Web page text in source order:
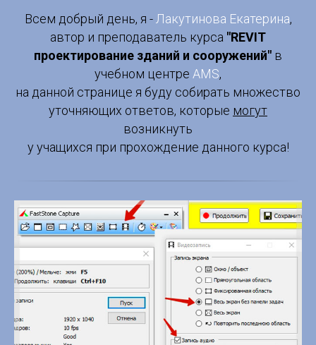
Всем добрый день, я - Лакутинова Екатерина,
автор и преподаватель курса "REVIT
проектирование зданий и сооружений" в
учебном центре AMS,
на данной странице я буду собирать множество
уточняющих ответов, которые могут
возникнуть
у учащихся при прохождение данного курса!